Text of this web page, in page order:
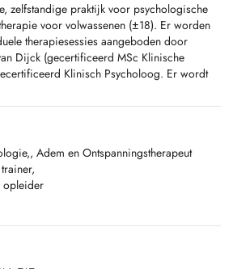
zelfstandige praktijk voor psychologische
voor volwassenen (±18). Er worden
therapiesessies aangeboden door
Dijck (gecertificeerd MSc Klinische
Klinisch Psycholoog. Er wordt
(PSYCHOLOOG NIP), BAPD en LOGO
categorie 1 trainer VMBN, lid van de
(COMPSY), BPF en tevens
VVKP, Wij zijn via RIZIV
voor ELP en GPZ psychologie. Voorts
en Adem en Ontspannings Therapeut
Adem en Ontspanningstherapeut
opleider